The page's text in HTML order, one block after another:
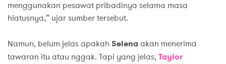
menggunakan pesawat pribadinya selama masa
hiatusnya,” ujar sumber tersebut.
Namun, belum jelas apakah Selena akan menerima
tawaran itu atau nggak. Tapi yang jelas,Taylor